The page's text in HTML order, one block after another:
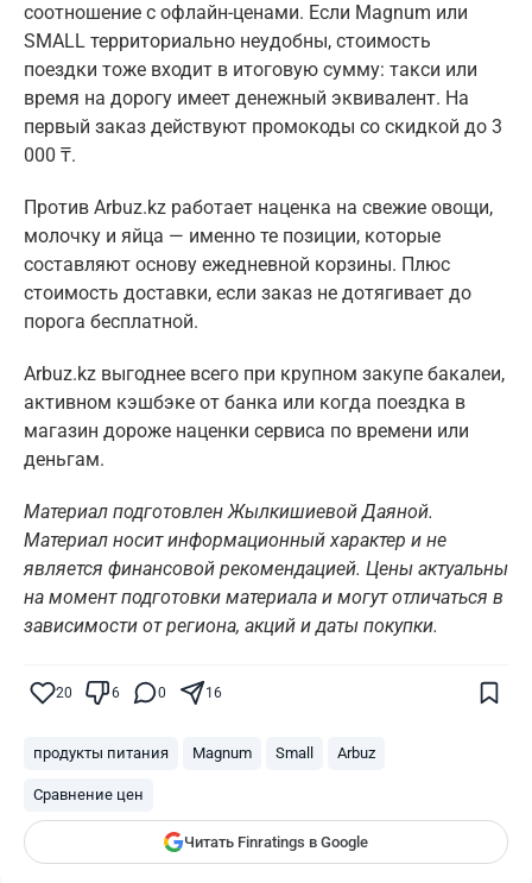
соотношение с офлайн-ценами. Если Magnum или
SMALL территориально неудобны, стоимость
поездки тоже входит в итоговую сумму: такси или
время на дорогу имеет денежный эквивалент. На
первый заказ действуют промокоды со скидкой до 3
000 ₸.
Против Arbuz.kz работает наценка на свежие овощи,
молочку и яйца — именно те позиции, которые
составляют основу ежедневной корзины. Плюс
стоимость доставки, если заказ не дотягивает до
порога бесплатной.
Arbuz.kz выгоднее всего при крупном закупе бакалеи,
активном кэшбэке от банка или когда поездка в
магазин дороже наценки сервиса по времени или
деньгам.
Материал подготовлен Жылкишиевой Даяной.
Материал носит информационный характер и не
является финансовой рекомендацией. Цены актуальны
на момент подготовки материала и могут отличаться в
зависимости от региона, акций и даты покупки.
20 6 0 16
продукты питания Magnum Small Arbuz
Сравнение цен
Читать Finratings в Google
Поставьте галочку рядом с
— и наши материалы будут чаще